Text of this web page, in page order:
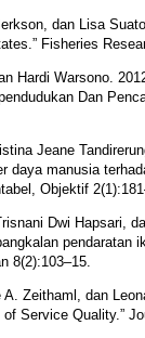
dan Lisa
Fisheries
Hardi Warsono.
Dan
Jeane
daya manusia
Objektif
Dwi Hapsari,
pendaratan
8(2):103–15.
A. Zeithaml, dan
Service Quality.”